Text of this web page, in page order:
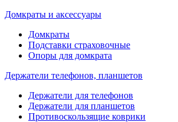
Домкраты и аксессуары
Домкраты
Подставки страховочные
Опоры для домкрата
Держатели телефонов, планшетов
Держатели для телефонов
Держатели для планшетов
Противоскользящие коврики